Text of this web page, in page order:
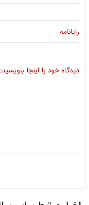
رایانامه
دیدگاه خود را اینجا بنویسید: